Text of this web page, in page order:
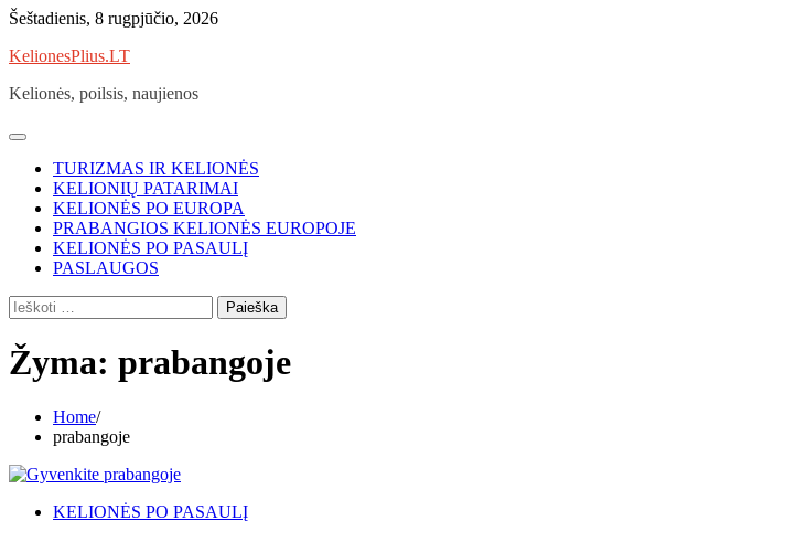
Skip
content
Šeštadienis, 8 rugpjūčio, 2026
KelionesPlius.LT
Kelionės, poilsis, naujienos
TURIZMAS IR KELIONĖS
KELIONIŲ PATARIMAI
KELIONĖS PO EUROPA
PRABANGIOS KELIONĖS EUROPOJE
KELIONĖS PO PASAULĮ
PASLAUGOS
Ieškoti:
Žyma: prabangoje
Home
prabangoje
KELIONĖS PO PASAULĮ